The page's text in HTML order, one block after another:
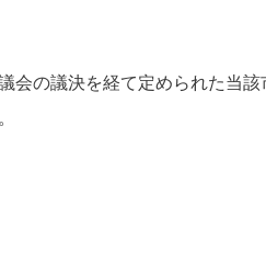
会の議決を経て定められた当